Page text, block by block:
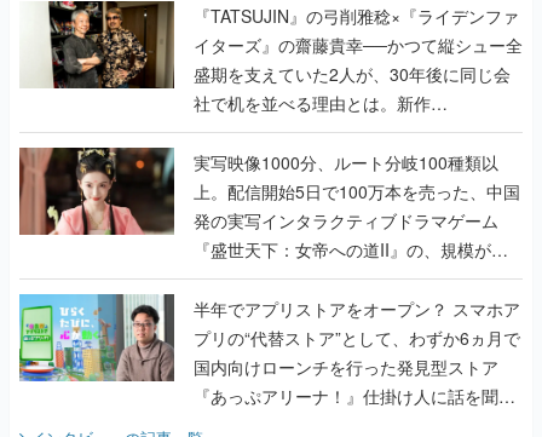
く
『TATSUJIN』の弓削雅稔×『ライデンファ
イターズ』の齋藤貴幸──かつて縦シュー全
盛期を支えていた2人が、30年後に同じ会
社で机を並べる理由とは。新作
『TATSUJIN EXTREME』で初タッグを組
んだレジェンド2人に訊く開発秘話
実写映像1000分、ルート分岐100種類以
上。配信開始5日で100万本を売った、中国
発の実写インタラクティブドラマゲーム
『盛世天下：女帝への道II』の、規模が違
うこだわりをプロデューサーに聞いた
半年でアプリストアをオープン？ スマホア
プリの“代替ストア”として、わずか6ヵ月で
国内向けローンチを行った発見型ストア
『あっぷアリーナ！』仕掛け人に話を聞い